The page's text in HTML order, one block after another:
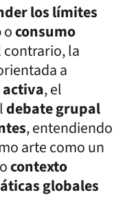
los límites
oconsumo
contrario, la
a
, el
debate grupal
, entendiendo
arte como un
contexto
globales